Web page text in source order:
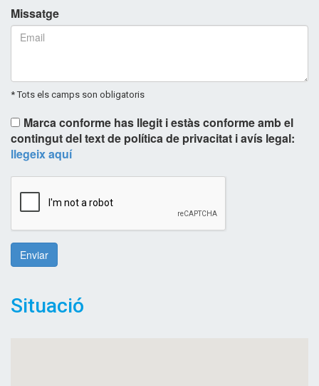
Missatge
* Tots els camps son obligatoris
Marca conforme has llegit i estàs conforme amb el
contingut del text de política de privacitat i avís legal:
llegeix aquí
Enviar
Situació